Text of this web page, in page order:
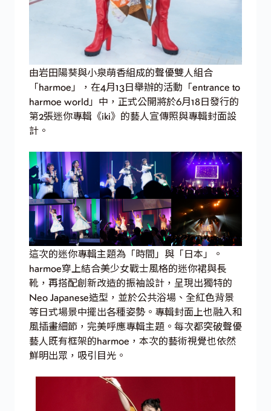
由岩田陽葵與小泉萌香組成的聲優雙人組合
「harmoe」，在4月13日舉辦的活動「entrance to
harmoe world」中，正式公開將於6月18日發行的
第2張迷你專輯《iki》的藝人宣傳照與專輯封面設
計。
這次的迷你專輯主題為「時間」與「日本」。
harmoe穿上結合美少女戰士風格的迷你裙與長
靴，再搭配創新改造的振袖設計，呈現出獨特的
Neo Japanese造型，並於公共浴場、全紅色背景
等日式場景中擺出各種姿勢。專輯封面上也融入和
風插畫細節，完美呼應專輯主題。每次都突破聲優
藝人既有框架的harmoe，本次的藝術視覺也依然
鮮明出眾，吸引目光。